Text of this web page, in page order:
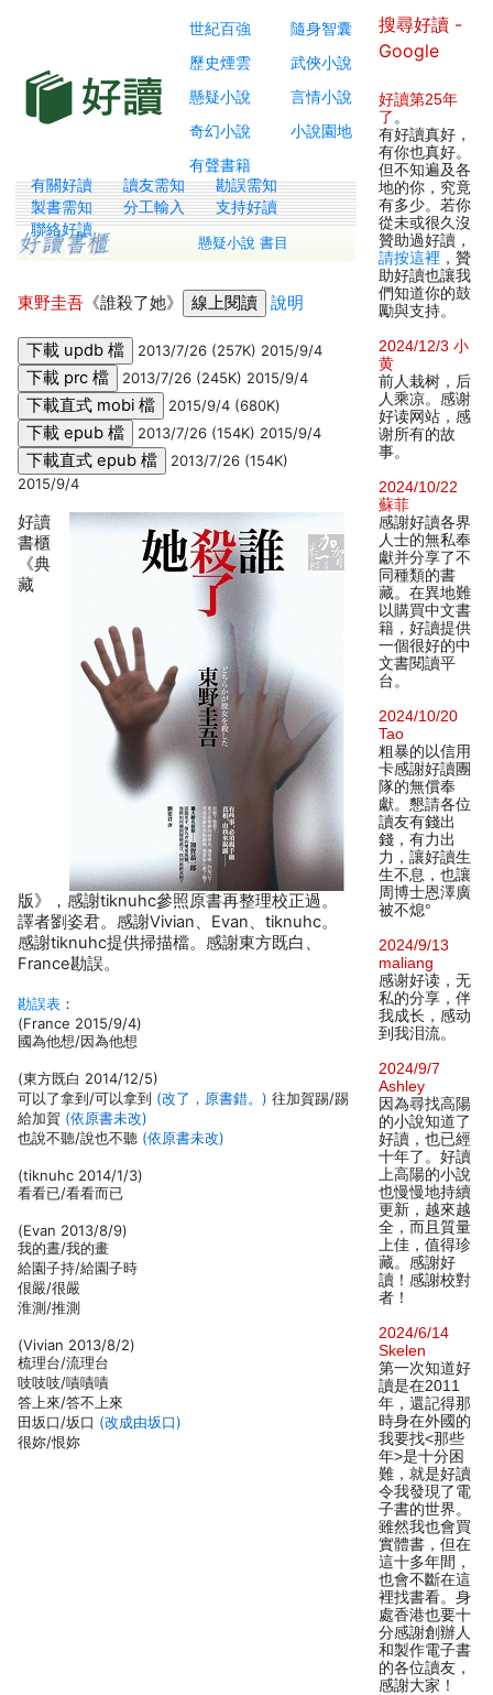
世紀百強
隨身智囊
歷史煙雲
武俠小說
懸疑小說
言情小說
奇幻小說
小說園地
有聲書籍
有關好讀 讀友需知
勘誤需知
製書需知
分工輸入
支持好讀
聯絡好讀
懸疑小說 書目
東野圭吾 《誰殺了她》 說明
2013/7/26 (257K) 2015/9/4
2013/7/26 (245K) 2015/9/4
2015/9/4 (680K)
2013/7/26 (154K) 2015/9/4
2013/7/26 (154K)
2015/9/4
好讀
書櫃
《典
藏
版》，感謝tiknuhc參照原書再整理校正過。
譯者劉姿君。感謝Vivian、Evan、tiknuhc。
感謝tiknuhc提供掃描檔。感謝東方既白、
France勘誤。
勘誤表 ：
(France 2015/9/4)
國為他想/因為他想
(東方既白 2014/12/5)
可以了拿到/可以拿到 (改了，原書錯。) 往加賀踢/踢
給加賀 (依原書未改)
也說不聽/說也不聽 (依原書未改)
(tiknuhc 2014/1/3)
看看已/看看而已
(Evan 2013/8/9)
我的晝/我的畫
給園子持/給園子時
佷嚴/很嚴
淮測/推測
(Vivian 2013/8/2)
梳理台/流理台
吱吱吱/嘖嘖嘖
答上來/答不上來
田坂口/坂口 (改成由坂口)
很妳/恨妳
搜尋好讀 -
Google
好讀第25年
了 。
有好讀真好，
有你也真好。
但不知遍及各
地的你，究竟
有多少。若你
從未或很久沒
贊助過好讀，
請按這裡 ，贊
助好讀也讓我
們知道你的鼓
勵與支持。
2024/12/3 小
黄
前人栽树，后
人乘凉。感谢
好读网站，感
谢所有的故
事。
2024/10/22
蘇菲
感謝好讀各界
人士的無私奉
獻并分享了不
同種類的書
藏。在異地難
以購買中文書
籍，好讀提供
一個很好的中
文書閱讀平
台。
2024/10/20
Tao
粗暴的以信用
卡感謝好讀團
隊的無償奉
獻。懇請各位
讀友有錢出
錢，有力出
力，讓好讀生
生不息，也讓
周博士恩澤廣
被不熄°
2024/9/13
maliang
感谢好读，无
私的分享，伴
我成长，感动
到我泪流。
2024/9/7
Ashley
因為尋找高陽
的小說知道了
好讀，也已經
十年了。好讀
上高陽的小說
也慢慢地持續
更新，越來越
全，而且質量
上佳，值得珍
藏。感謝好
讀！感謝校對
者！
2024/6/14
Skelen
第一次知道好
讀是在2011
年，還記得那
時身在外國的
我要找<那些
年>是十分困
難，就是好讀
令我發現了電
子書的世界。
雖然我也會買
實體書，但在
這十多年間，
也會不斷在這
裡找書看。身
處香港也要十
分感謝創辦人
和製作電子書
的各位讀友，
感謝大家！